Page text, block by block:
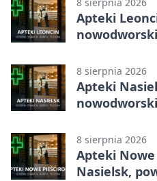
8 sierpnia 2026
Apteki
8 sierpnia 2026
Apteki
8 sierpnia 2026
Apteki
Nasielsk,